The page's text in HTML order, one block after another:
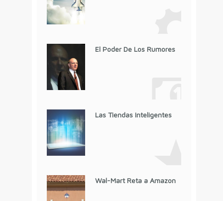
El Poder De Los Rumores
Las Tiendas Inteligentes
Wal-Mart Reta a Amazon